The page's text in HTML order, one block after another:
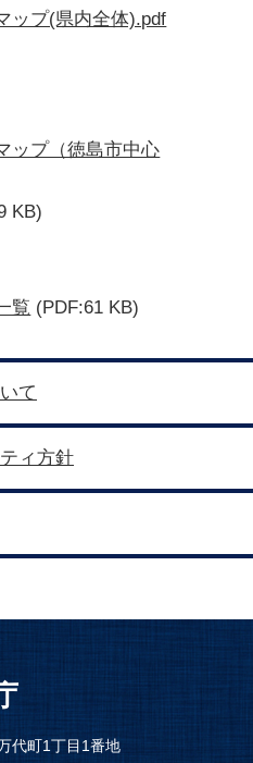
ップ(県内全体).pdf
ップ（徳島市中心
KB)
覧 (PDF:61 KB)
て
ィ方針
代町1丁目1番地